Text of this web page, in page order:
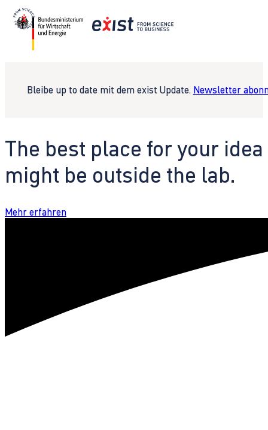
Bleibe up to date mit dem exist Update. Newsletter
The best place for your idea
might be outside the lab.
Mehr erfahren